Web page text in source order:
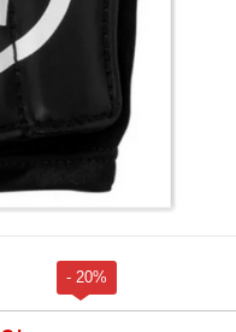
- 20%